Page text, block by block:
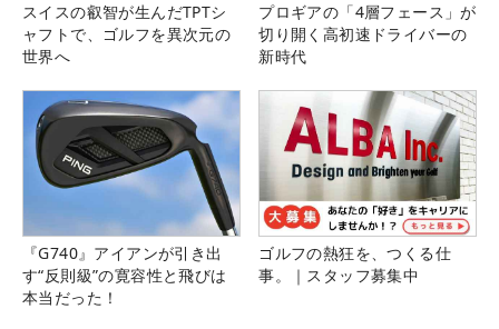
スイスの叡智が生んだTPTシ
ャフトで、ゴルフを異次元の
世界へ
プロギアの「4層フェース」が
切り開く高初速ドライバーの
新時代
『G740』アイアンが引き出
す“反則級”の寛容性と飛びは
本当だった！
ゴルフの熱狂を、つくる仕
事。｜スタッフ募集中